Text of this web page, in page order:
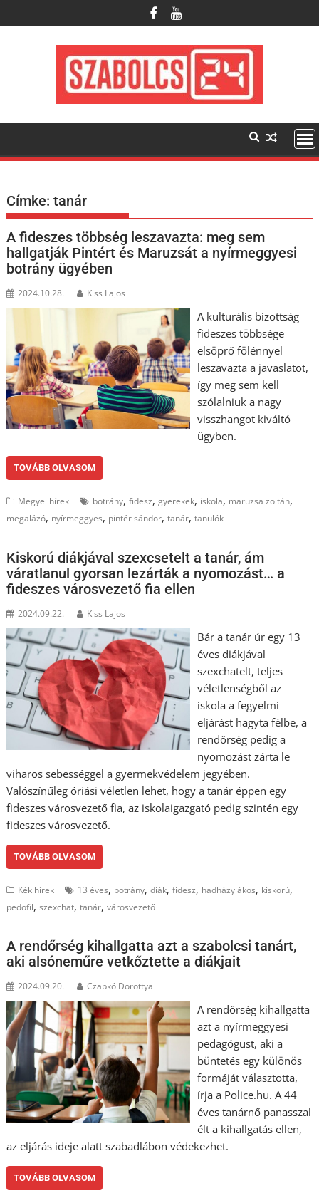
to
Címke:tanár
A fideszes többség leszavazta: meg sem
hallgatják Pintért és Maruzsát a nyírmeggyesi
botrány ügyében
2024.10.28. Kiss Lajos
A kulturális bizottság
fideszes többsége
elsöprő fölénnyel
leszavazta a javaslatot,
így meg sem kell
szólalniuk a nagy
visszhangot kiváltó
ügyben.
TOVÁBB OLVASOM
Megyei hírek botrány,fidesz,gyerekek, iskola, maruzsa zoltán,
megalázó, nyírmeggyes, pintér sándor,tanár,tanulók
Kiskorú diákjával szexcsetelt a tanár, ám
váratlanul gyorsan lezárták a nyomozást… a
fideszes városvezető fia ellen
2024.09.22. Kiss Lajos
Bár a tanár úr egy 13
éves diákjával
szexchatelt, teljes
véletlenségből az
iskola a fegyelmi
eljárást hagyta félbe, a
rendőrség pedig a
nyomozást zárta le
viharos sebességgel a gyermekvédelem jegyében.
Valószínűleg óriási véletlen lehet, hogy a tanár éppen egy
fideszes városvezető fia, az iskolaigazgató pedig szintén egy
fideszes városvezető.
TOVÁBB OLVASOM
Kék hírek 13 éves, botrány,diák,fidesz, hadházy ákos, kiskorú,
pedofil,szexchat,tanár,városvezető
A rendőrség kihallgatta azt a szabolcsi tanárt,
aki alsóneműre vetkőztette a diákjait
2024.09.20. Czapkó Dorottya
A rendőrség kihallgatta
azt a nyírmeggyesi
pedagógust, aki a
büntetés egy különös
formáját választotta,
írja a Police.hu. A 44
éves tanárnő panasszal
élt a kihallgatás ellen,
az eljárás ideje alatt szabadlábon védekezhet.
TOVÁBB OLVASOM